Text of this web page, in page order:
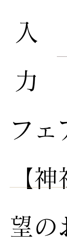
フェ
【
望の
​入
力